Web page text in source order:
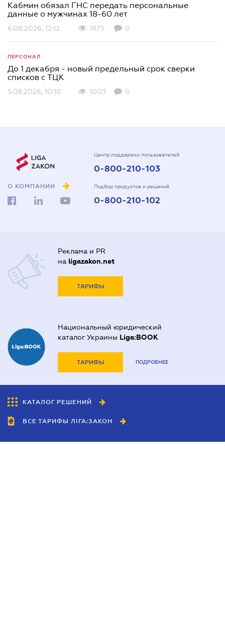
Кабмин обязал ГНС передать персональные
данные о мужчинах 18-60 лет
6.08.2026, 12:12 1875 0
ПЕРСОНАЛ
До 1 декабря - новый предельный срок сверки
списков c ТЦК
5.08.2026, 10:10 1003 0
О КОМПАНИИ
Центр поддержки пользователей
0-800-210-103
Подбор продуктов и решений
0-800-210-102
Реклама и PR
на ligazakon.net
ТАРИФЫ
Национальный юридический
каталог Украины Liga:BOOK
ТАРИФЫ ПОДРОБНЕЕ
КАТАЛОГ РЕШЕНИЙ
ВСЕ ТАРИФЫ ЛІГА:ЗАКОН